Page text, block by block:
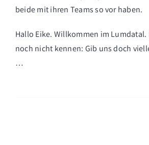
beide mit ihren Teams so vor haben.
Hallo Eike. Willkommen im Lumdatal.
noch nicht kennen: Gib uns doch
…